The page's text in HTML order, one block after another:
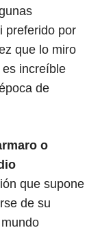
preferido por
que lo miro
increíble
de
o
que supone
de su